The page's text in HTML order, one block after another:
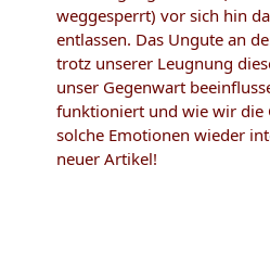
weggesperrt) vor sich hin
entlassen. Das Ungute an
trotz unserer Leugnung
unser Gegenwart
funktioniert und wie wir die
solche Emotionen wieder
neuer Artikel!